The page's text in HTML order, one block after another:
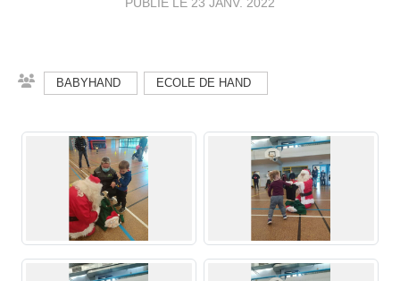
BABYHAND ECOLE DE HAND